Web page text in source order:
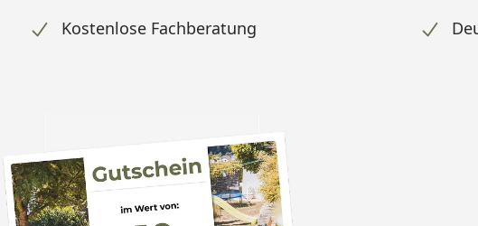
Kostenlose Fachberatung